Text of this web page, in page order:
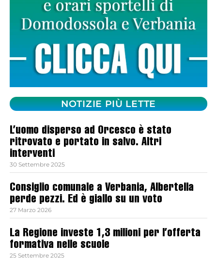
NOTIZIE PIÙ LETTE
L’uomo disperso ad Orcesco è stato
ritrovato e portato in salvo. Altri
interventi
30 Settembre 2025
Consiglio comunale a Verbania, Albertella
perde pezzi. Ed è giallo su un voto
27 Marzo 2026
La Regione investe 1,3 milioni per l’offerta
formativa nelle scuole
25 Settembre 2025